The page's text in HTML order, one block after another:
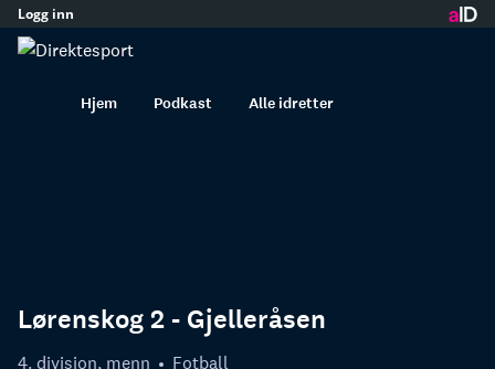
innhold
Logg inn
Hjem Podkast Alle idretter
Lørenskog 2 - Gjelleråsen
4. divisjon, menn Fotball